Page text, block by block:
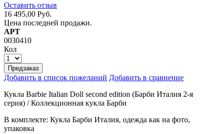
Оставить отзыв
16 495,00 Руб.
Цена последней продажи.
АРТ
0030410
Кол
Предзаказ
Добавить в список пожеланий Добавить в сравнение
Кукла Barbie Italian Doll second edition (Барби Италия 2-я
серия) / Коллекционная кукла Барби
В комплекте: Кукла Барби Италия, одежда как на фото,
упаковка